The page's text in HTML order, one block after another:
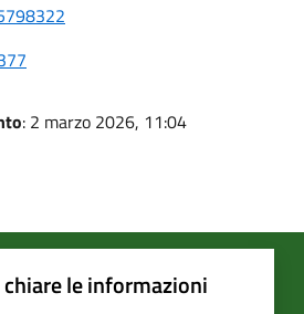
: 2 marzo 2026, 11:04
le informazioni